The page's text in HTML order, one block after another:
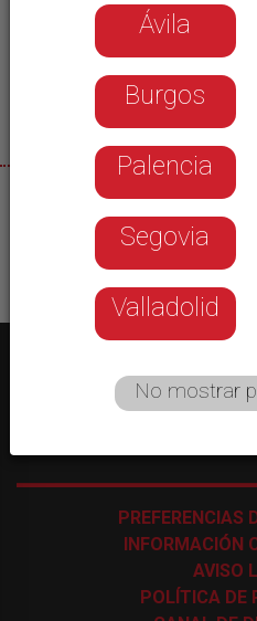
02/07/2026
PREFERENCIAS
INFORMACIÓN
AVISO
POLÍTICA DE
Ávila
Burgos
Palencia
Segovia
Valladolid
No mostrar